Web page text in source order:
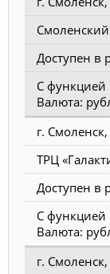
Доступен в
С
Валюта:
г.
ТРЦ
Доступен в
С
Валюта:
г.